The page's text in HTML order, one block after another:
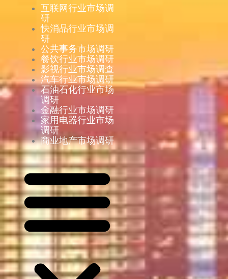
互联网行业市场调
研
快消品行业市场调
研
公共事务市场调研
餐饮行业市场调研
影视行业市场调查
汽车行业市场调研
石油石化行业市场
调研
金融行业市场调研
家用电器行业市场
调研
商业地产市场调研